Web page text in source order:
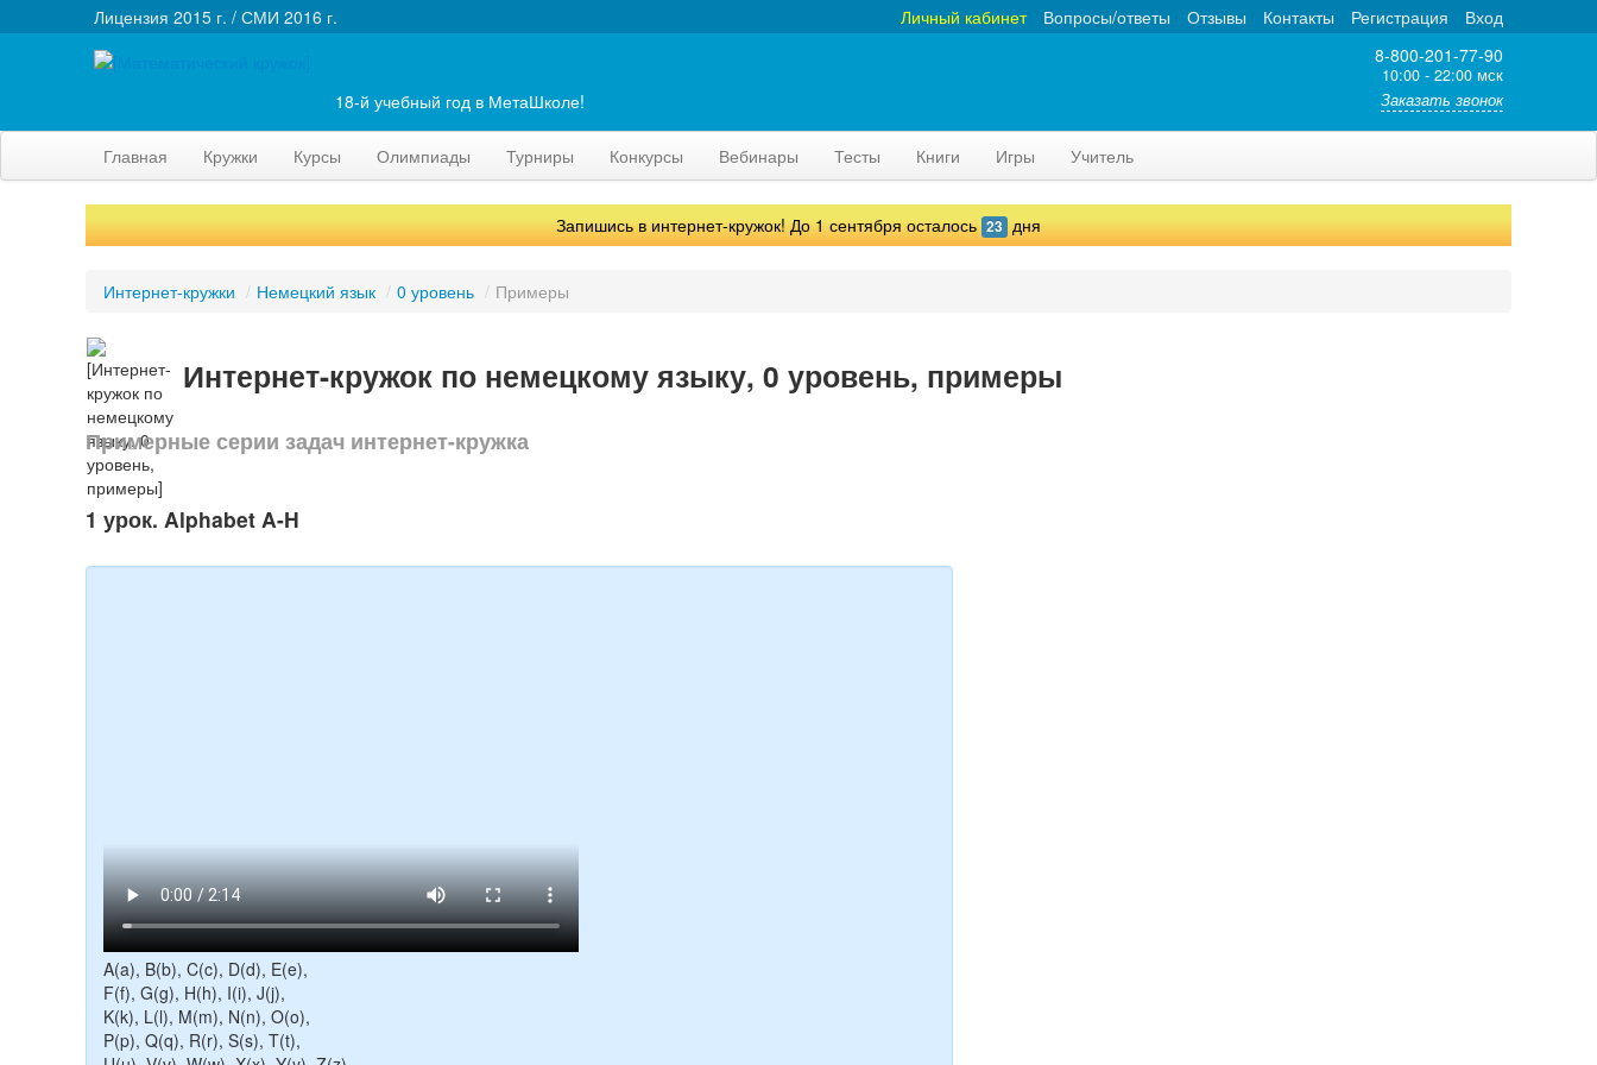
Лицензия 2015 г. / СМИ 2016 г. Вход
Регистрация
Контакты
Отзывы
Вопросы/ответы
Личный кабинет
8-800-201-77-90
10:00 - 22:00 мск
Заказать звонок
18-й учебный год в МетаШколе!
Главная Кружки Курсы Олимпиады Турниры Конкурсы Вебинары Тесты Книги Игры Учитель
Запишись в интернет-кружок! До 1 сентября осталось 23 дня
Интернет-кружки / Немецкий язык / 0 уровень / Примеры
Интернет-кружок по немецкому языку, 0 уровень, примеры
Примерные серии задач интернет-кружка
1 урок. Alphabet A-H
A(a), B(b), C(c), D(d), E(e),
F(f), G(g), H(h), I(i), J(j),
K(k), L(l), M(m), N(n), O(o),
P(p), Q(q), R(r), S(s), T(t),